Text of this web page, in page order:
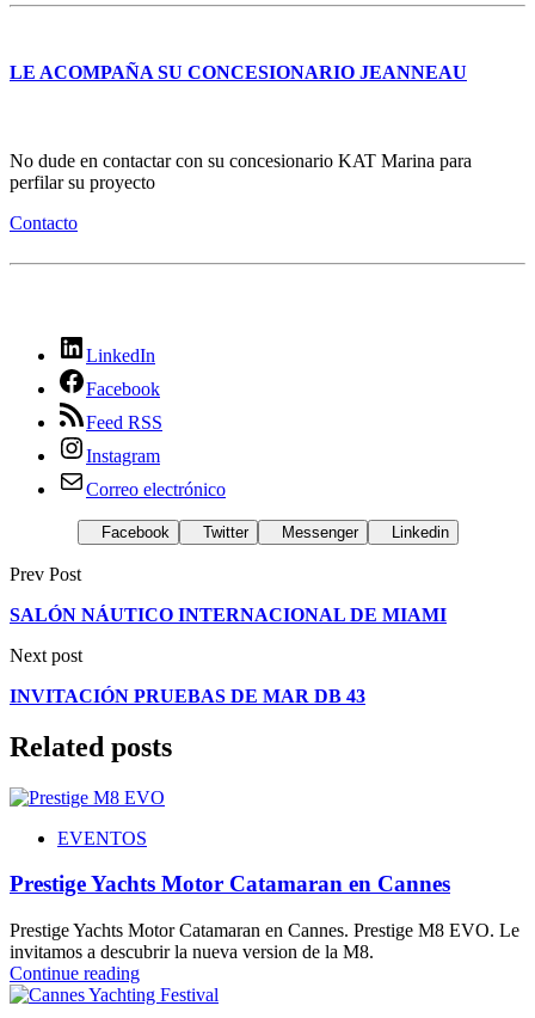
LE ACOMPAÑA SU CONCESIONARIO JEANNEAU
No dude en contactar con su concesionario KAT Marina para
perfilar su proyecto
Contacto
LinkedIn
Facebook
Feed RSS
Instagram
Correo electrónico
Facebook Twitter Messenger Linkedin
Prev Post
SALÓN NÁUTICO INTERNACIONAL DE MIAMI
Next post
INVITACIÓN PRUEBAS DE MAR DB 43
Related posts
EVENTOS
Prestige Yachts Motor Catamaran en Cannes
Prestige Yachts Motor Catamaran en Cannes. Prestige M8 EVO. Le
invitamos a descubrir la nueva version de la M8.
Continue reading